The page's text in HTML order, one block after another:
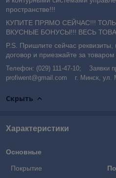
пространстве!!!
КУПИТЕ ПРЯМО СЕЙЧАС!!!
ВКУСНЫЕ БОНУСЫ!!! ВЕСЬ
P.S. Пришлите сейчас
договор и приезжайте за
Телефон: (029) 111-47-10; Заявки
profiwent@gmail.com г. Минск, ул.
Скрыть
Характеристики
Основные
Покрытие